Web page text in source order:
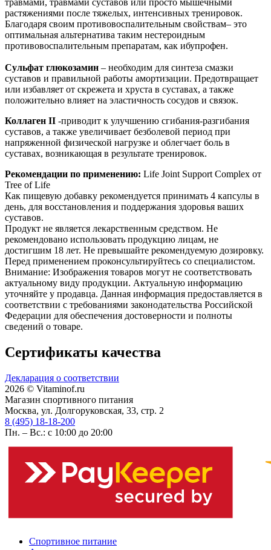
травмами, травмами суставов или просто мышечными
растяжениями после тяжелых, интенсивных тренировок.
Благодаря своим противовоспалительным свойствам– это
оптимальная альтернатива таким нестероидным
противовоспалительным препаратам, как ибупрофен.
Сульфат глюкозамин – необходим для синтеза смазки
суставов и правильной работы амортизации. Предотвращает
или избавляет от скрежета и хруста в суставах, а также
положительно влияет на эластичность сосудов и связок.
Коллаген II -приводит к улучшению сгибания-разгибания
суставов, а также увеличивает безболевой период при
напряженной физической нагрузке и облегчает боль в
суставах, возникающая в результате тренировок.
Рекомендации по применению: Life Joint Support Complex от
Tree of Life
Как пищевую добавку рекомендуется принимать 4 капсулы в
день, для восстановления и поддержания здоровья ваших
суставов.
Продукт не является лекарственным средством. Не
рекомендовано использовать продукцию лицам, не
достигшим 18 лет. Не превышайте рекомендуемую дозировку.
Перед применением проконсультируйтесь со специалистом.
Внимание: Изображения товаров могут не соответствовать
актуальному виду продукции. Актуальную информацию
уточняйте у продавца. Данная информация предоставляется в
соответствии с требованиями законодательства Российской
Федерации для обеспечения достоверности и полноты
сведений о товаре.
Сертификаты качества
Декларация о соответствии
2026 © Vitaminof.ru
Магазин спортивного питания
Москва, ул. Долгоруковская, 33, стр. 2
8 (495) 18-18-200
Пн. – Вс.: с 10:00 до 20:00
Спортивное питание